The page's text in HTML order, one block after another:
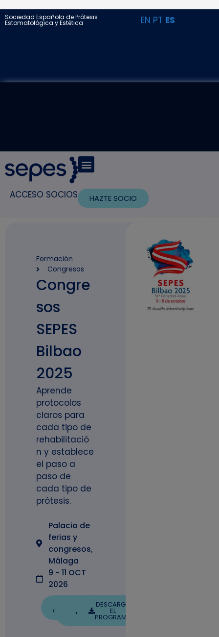
Sociedad Española de Prótesis
Estomatológica y Estética EN PT ES
ACCESO SOCIOS HAZTE SOCIO
Formación
Congresos
Congre
sos
SEPES
Bilbao
2025
Aprende
protocolos
claros para
cada tipo de
rehabilitació
n y establece
el paso a
paso de
cada tipo de
prótesis.
Palacio de
ferias y
congresos,
Málaga
9 - 11 OCT
2026
COMUNICACIONES
DE
FOTOS
DESCARGA
CERTIFICADO
DESCARGA
EL
PROGRAMA